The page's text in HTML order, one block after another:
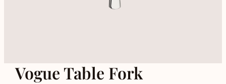
Vogue Table Fork